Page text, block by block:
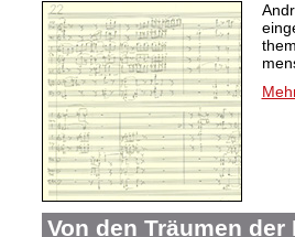
Von den Träumen